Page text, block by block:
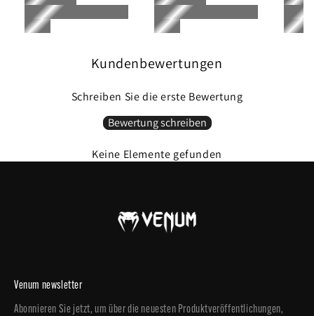
Wir empfehlen, eine Größe größer zu wählen, wenn Sie eine "taillierte" Passform
wünschen, oder zwei Größen größer, wenn Sie eine lockerere Passform wünschen.
Bitte konsultieren Sie die Größentabelle für spezifische Dimensionen für diese
Kundenbewertungen
Schreiben Sie die erste Bewertung
Bewertung schreiben
Keine Elemente gefunden
Venum newsletter
Abonnieren Sie jetzt, um über die neuesten Produktveröffentlichungen,